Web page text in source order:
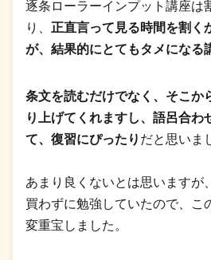
逐条ローラーインプット講座は
り、 正直言って見る時間を割く
が、結果的にとてもタメになる
条文を読むだけでなく、そこか
り上げてくれますし、語呂合わ
て、復習にぴったり だと思いま
あまり良くないとは思いますが
買わずに勉強していたので、こ
変重宝しました。